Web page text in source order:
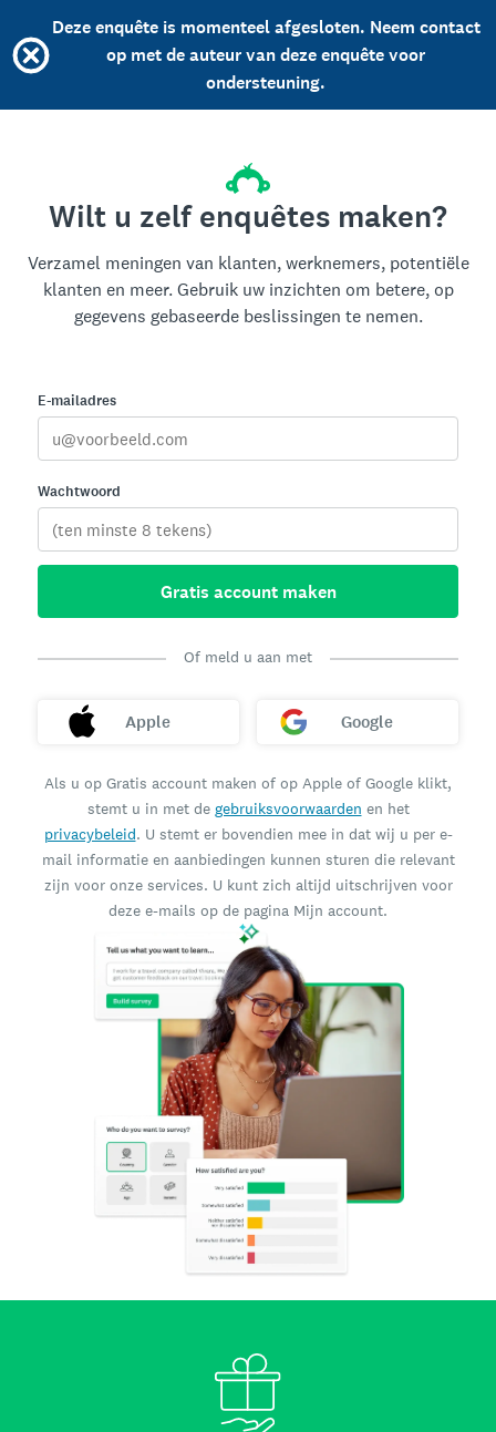
Deze enquête is momenteel afgesloten. Neem contact
op met de auteur van deze enquête voor
ondersteuning.
Wilt u zelf enquêtes maken?
Verzamel meningen van klanten, werknemers, potentiële
klanten en meer. Gebruik uw inzichten om betere, op
gegevens gebaseerde beslissingen te nemen.
E-mailadres
Wachtwoord
Gratis account maken
Of meld u aan met
Apple Google
Als u op Gratis account maken of op Apple of Google klikt,
stemt u in met de gebruiksvoorwaarden en het
privacybeleid. U stemt er bovendien mee in dat wij u per e-
mail informatie en aanbiedingen kunnen sturen die relevant
zijn voor onze services. U kunt zich altijd uitschrijven voor
deze e-mails op de pagina Mijn account.